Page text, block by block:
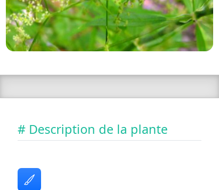
# Description de la plante